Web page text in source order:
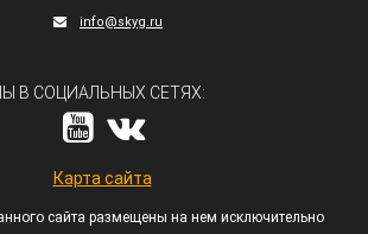
info@skyg.ru
В СОЦИАЛЬНЫХ СЕТЯХ:
Карта сайта
сайта размещены на нем исключительно